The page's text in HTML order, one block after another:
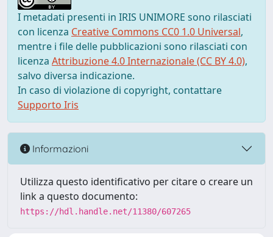
I metadati presenti in IRIS UNIMORE sono rilasciati
con licenza Creative Commons CC0 1.0 Universal,
mentre i file delle pubblicazioni sono rilasciati con
licenza Attribuzione 4.0 Internazionale (CC BY 4.0),
salvo diversa indicazione.
In caso di violazione di copyright, contattare
Supporto Iris
Informazioni
Utilizza questo identificativo per citare o creare un
link a questo documento:
https://hdl.handle.net/11380/607265